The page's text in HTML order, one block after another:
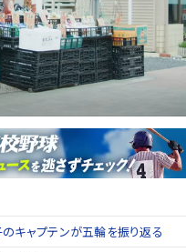
のキャプテンが五輪を振り返る